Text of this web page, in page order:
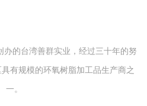
办的台湾善群实业，经过三十年的努
有规模的环氧树脂加工品生产商之
一。